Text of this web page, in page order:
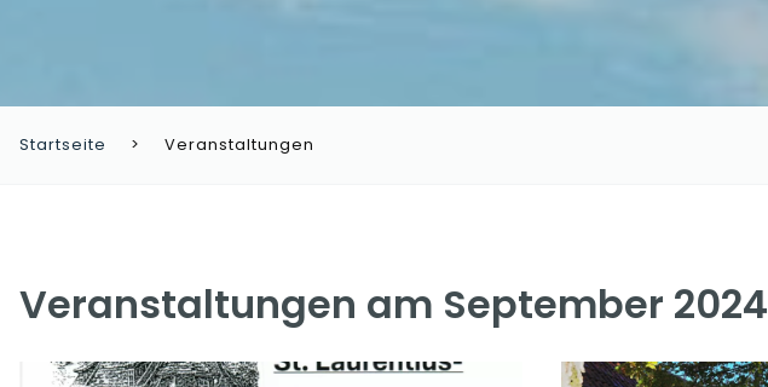
Startseite Veranstaltungen
Veranstaltungen am September 2024